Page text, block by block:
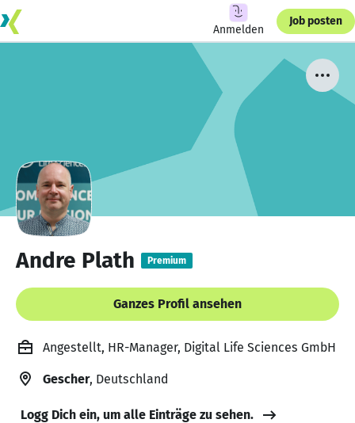
Anmelden
Job posten
Andre Plath Premium
Ganzes Profil ansehen
Angestellt, HR-Manager, Digital Life Sciences GmbH
Gescher, Deutschland
Logg Dich ein, um alle Einträge zu sehen.